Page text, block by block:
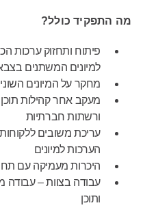
מה התפקיד כולל?
פיתוח ותחזוק ערכות
למיונים המשתנים
מחקר על המיונים
ורשתות חברתיות
עריכת משובים
הערכות למיונים
היכרות מעמיקה עם
עבודה בצוות – עבודה
ותוכן